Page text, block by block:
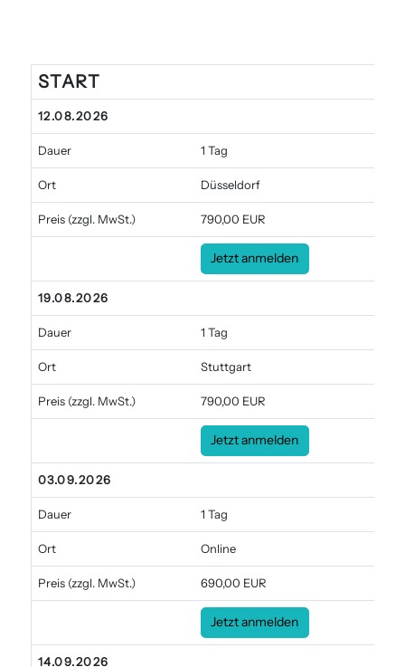
Angebote
START
12.08.2026
Dauer 1 Tag
Ort Düsseldorf
Preis (zzgl. MwSt.) 790,00 EUR
Jetzt anmelden
19.08.2026
Dauer 1 Tag
Ort Stuttgart
Preis (zzgl. MwSt.) 790,00 EUR
Jetzt anmelden
03.09.2026
Dauer 1 Tag
Ort Online
Preis (zzgl. MwSt.) 690,00 EUR
Jetzt anmelden
14.09.2026